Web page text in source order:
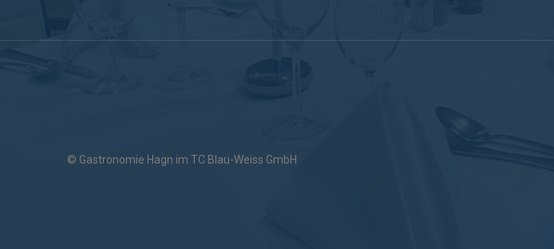
© Gastronomie Hagn im TC Blau-Weiss GmbH